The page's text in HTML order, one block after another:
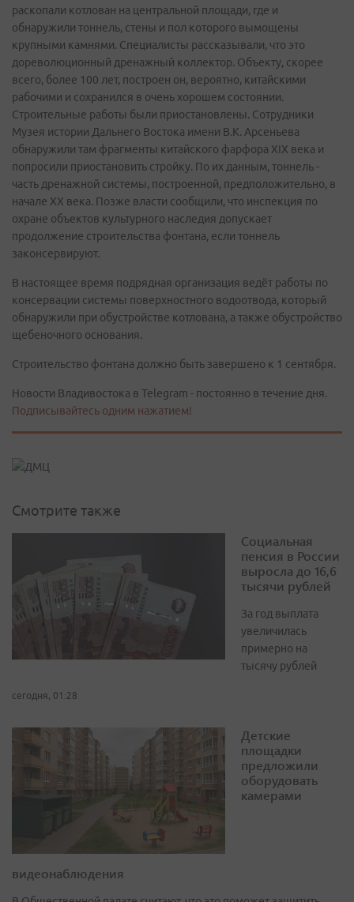
раскопали котлован на центральной площади, где и
обнаружили тоннель, стены и пол которого вымощены
крупными камнями. Специалисты рассказывали, что это
дореволюционный дренажный коллектор. Объекту, скорее
всего, более 100 лет, построен он, вероятно, китайскими
рабочими и сохранился в очень хорошем состоянии.
Строительные работы были приостановлены. Сотрудники
Музея истории Дальнего Востока имени В.К. Арсеньева
обнаружили там фрагменты китайского фарфора XIX века и
попросили приостановить стройку. По их данным, тоннель -
часть дренажной системы, построенной, предположительно, в
начале XX века. Позже власти сообщили, что инспекция по
охране объектов культурного наследия допускает
продолжение строительства фонтана, если тоннель
законсервируют.
В настоящее время подрядная организация ведёт работы по
консервации системы поверхностного водоотвода, который
обнаружили при обустройстве котлована, а также обустройство
щебеночного основания.
Строительство фонтана должно быть завершено к 1 сентября.
Новости Владивостока в Telegram - постоянно в течение дня.
Подписывайтесь одним нажатием!
Смотрите также
Социальная
пенсия в России
выросла до 16,6
тысячи рублей
За год выплата
увеличилась
примерно на
тысячу рублей
сегодня, 01:28
Детские
площадки
предложили
оборудовать
камерами
видеонаблюдения